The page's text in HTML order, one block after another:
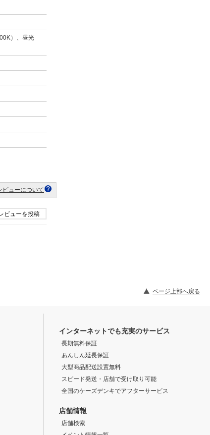
）、昼光
ビューについて
ビューを投稿
ページ上部へ戻る
インターネットでも充実のサービス
長期無料保証
あんしん延長保証
大型商品配送設置無料
スピード発送・店舗で受け取り可能
全国のケーズデンキでアフターサービス
店舗情報
店舗検索